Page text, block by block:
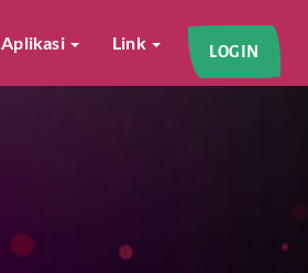
Aplikasi Link LOGIN